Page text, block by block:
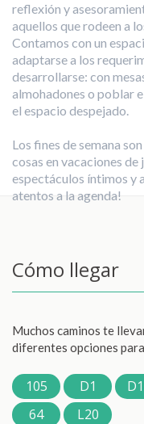
reflexión y
aquellos que rodeen a
Contamos con un
adaptarse a los
desarrollarse: con
almohadones o poblar
el espacio despejado.
Los fines de semana
cosas en vacaciones de
espectáculos íntimos y
atentos a la agenda!
Cómo llegar
Muchos caminos te
diferentes opciones
105 D1
64
L20